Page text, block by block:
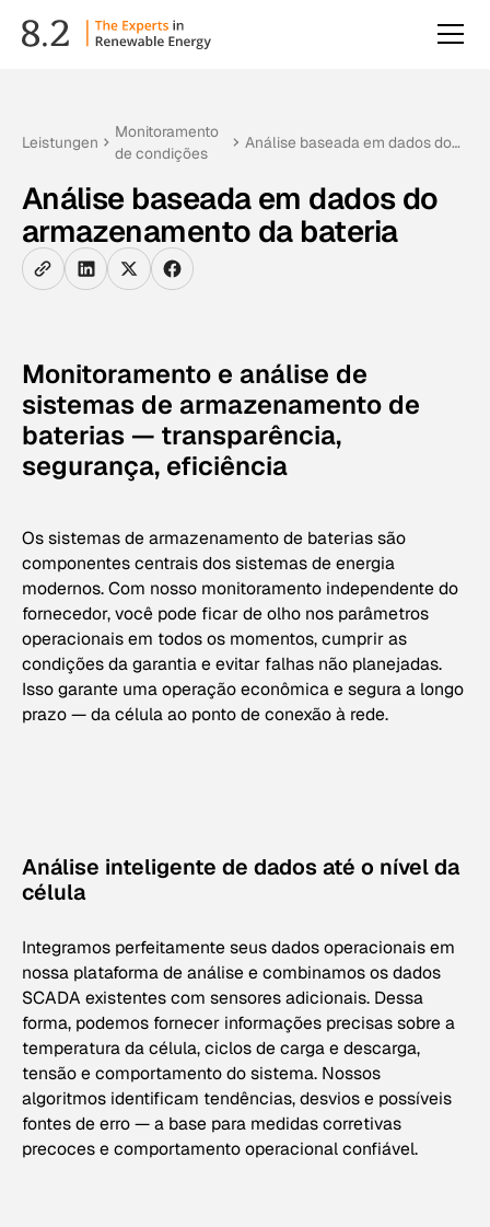
Leistungen
Monitoramento
de condições
Análise baseada em dados do
Análise baseada em dados do
armazenamento da bateria
Monitoramento e análise de
sistemas de armazenamento de
baterias — transparência,
segurança, eficiência
Os sistemas de armazenamento de baterias são
componentes centrais dos sistemas de energia
modernos. Com nosso monitoramento independente do
fornecedor, você pode ficar de olho nos parâmetros
operacionais em todos os momentos, cumprir as
condições da garantia e evitar falhas não planejadas.
Isso garante uma operação econômica e segura a longo
prazo — da célula ao ponto de conexão à rede.
Análise inteligente de dados até o nível da
célula
Integramos perfeitamente seus dados operacionais em
nossa plataforma de análise e combinamos os dados
SCADA existentes com sensores adicionais. Dessa
forma, podemos fornecer informações precisas sobre a
temperatura da célula, ciclos de carga e descarga,
tensão e comportamento do sistema. Nossos
algoritmos identificam tendências, desvios e possíveis
fontes de erro — a base para medidas corretivas
precoces e comportamento operacional confiável.